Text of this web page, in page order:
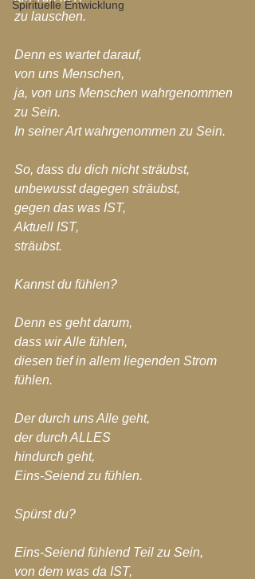
Spirituelle Entwicklung
zu lauschen.
Denn es wartet darauf,
von uns Menschen,
ja, von uns Menschen wahrgenommen
zu Sein.
In seiner Art wahrgenommen zu Sein.
So, dass du dich nicht sträubst,
unbewusst dagegen sträubst,
gegen das was IST,
Aktuell IST,
sträubst.
Kannst du fühlen?
Denn es geht darum,
dass wir Alle fühlen,
diesen tief in allem liegenden Strom
fühlen.
Der durch uns Alle geht,
der durch ALLES
hindurch geht,
Eins-Seiend zu fühlen.
Spürst du?
Eins-Seiend fühlend Teil zu Sein,
von dem was da IST,